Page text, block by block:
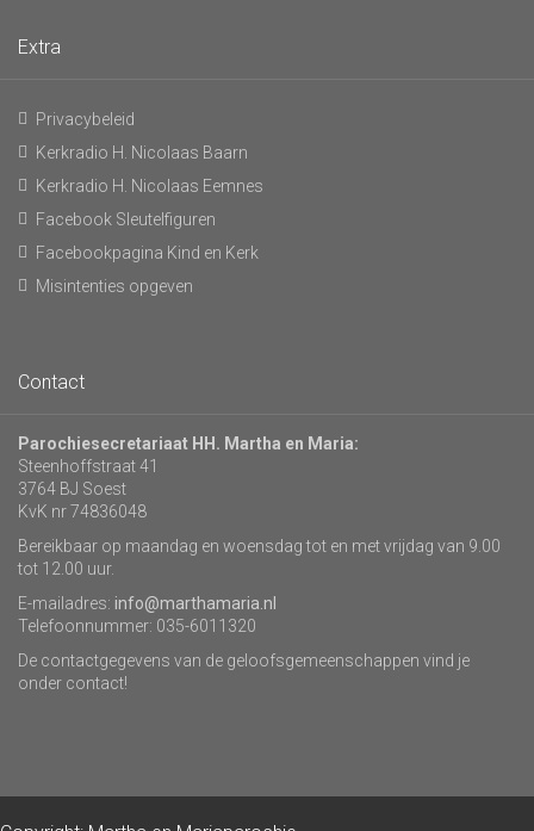
Extra
Privacybeleid
Kerkradio H. Nicolaas Baarn
Kerkradio H. Nicolaas Eemnes
Facebook Sleutelfiguren
Facebookpagina Kind en Kerk
Misintenties opgeven
Contact
Parochiesecretariaat HH. Martha en Maria:
Steenhoffstraat 41
3764 BJ Soest
KvK nr 74836048
Bereikbaar op maandag en woensdag tot en met vrijdag van 9.00
tot 12.00 uur.
E-mailadres: info@marthamaria.nl
Telefoonnummer: 035-6011320
De contactgegevens van de geloofsgemeenschappen vind je
onder contact!